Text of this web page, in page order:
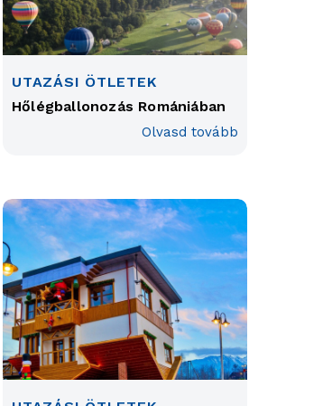
UTAZÁSI ÖTLETEK
Hőlégballonozás Romániában
Olvasd tovább